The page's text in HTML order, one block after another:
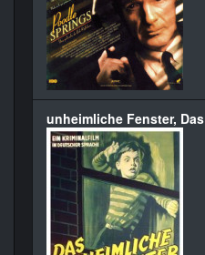
unheimliche Fenster, Das